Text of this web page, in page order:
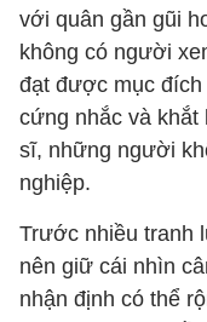
với quân gần gũi
không có người
đạt được mục đích
cứng nhắc và
sĩ, những người
nghiệp.
Trước nhiều tranh
nên giữ cái nhìn
nhận định có thể